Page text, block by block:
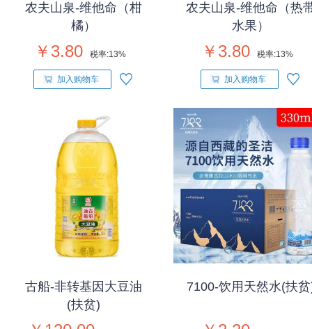
农夫山泉-维他命（柑
橘）
￥3.80 税率:13%
加入购物车
农夫山泉-维他命（热
水果）
￥3.80 税率:13%
加入购物车
古船-非转基因大豆油
(扶贫)
7100-饮用天然水(扶